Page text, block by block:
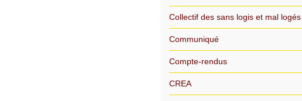
Collectif des sans logis et mal logés
Communiqué
Compte-rendus
CREA